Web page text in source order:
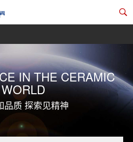
IN THE CERAMIC
WORLD
品质 探索见精神